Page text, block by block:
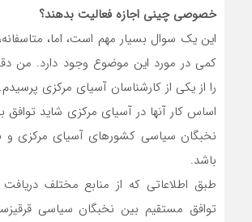
خصوصی چینی اجازه فعالیت بدهند؟
این یک سوال بسیار مهم است، اما،
کمی در مورد این موضوع وجود دارد. من
را از یکی از کارشناسان آسیای مرکزی پرسیدم.
اساس کار آنها در آسیای مرکزی شاید توافق
نخبگان سیاسی کشورهای آسیای مرکزی و
باشد.
طبق اطلاعاتی که از منابع مختلف
توافق مستقیم بین نخبگان سیاسی